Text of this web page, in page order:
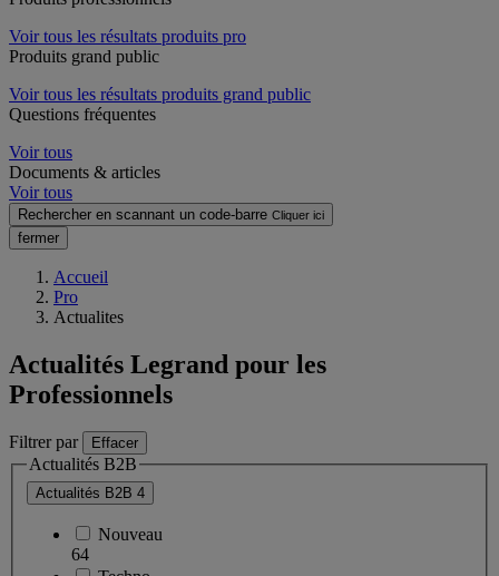
Voir tous les résultats produits pro
Produits grand public
Voir tous les résultats produits grand public
Questions fréquentes
Voir tous
Documents & articles
Voir tous
Rechercher en scannant un code-barre Cliquer ici
fermer
Accueil
Pro
Actualites
Actualités Legrand pour les
Professionnels
Filtrer par Effacer
Actualités B2B
Actualités B2B 4
Nouveau
64